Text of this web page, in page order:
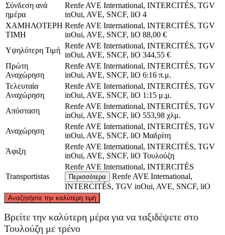
Σύνδεση ανά
ημέρα
Renfe AVE International, INTERCITÉS, TGV
inOui, AVE, SNCF, liO 4
ΧΑΜΗΛΟΤΕΡΗ
ΤΙΜΗ
Renfe AVE International, INTERCITÉS, TGV
inOui, AVE, SNCF, liO 88,00 €
Υψηλότερη Τιμή
Renfe AVE International, INTERCITÉS, TGV
inOui, AVE, SNCF, liO 344,55 €
Πρώτη
Αναχώρηση
Renfe AVE International, INTERCITÉS, TGV
inOui, AVE, SNCF, liO 6:16 π.μ.
Τελευταία
Αναχώρηση
Renfe AVE International, INTERCITÉS, TGV
inOui, AVE, SNCF, liO 1:15 μ.μ.
Απόσταση
Renfe AVE International, INTERCITÉS, TGV
inOui, AVE, SNCF, liO 553,98 χλμ.
Αναχώρηση
Renfe AVE International, INTERCITÉS, TGV
inOui, AVE, SNCF, liO Μαδρίτη
Άφιξη
Renfe AVE International, INTERCITÉS, TGV
inOui, AVE, SNCF, liO Τουλούζη
Transportistas
Renfe AVE International, INTERCITÉS
Περισσότερα
Renfe AVE International,
INTERCITÉS, TGV inOui, AVE, SNCF, liO
Αναζητήστε την καλύτερη τιμή
© CARTO, ©OpenStreetMap contributors
Βρείτε την καλύτερη μέρα για να ταξιδέψετε στο
Τουλούζη με τρένο